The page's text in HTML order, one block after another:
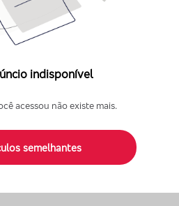
indisponível
acessou não existe mais.
semelhantes